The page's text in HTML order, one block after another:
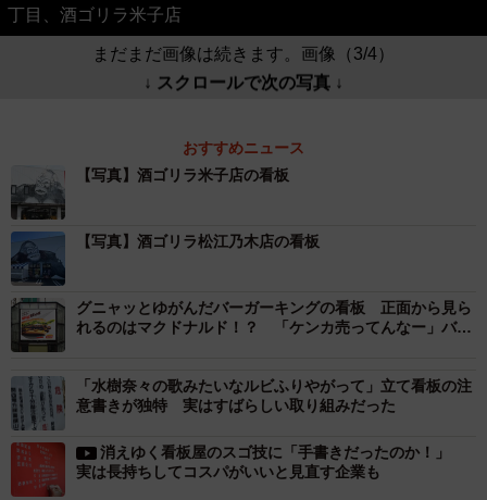
丁目、酒ゴリラ米子店
まだまだ画像は続きます。画像（3/4）
↓ スクロールで次の写真 ↓
おすすめニュース
【写真】酒ゴリラ米子店の看板
【写真】酒ゴリラ松江乃木店の看板
グニャッとゆがんだバーガーキングの看板 正面から見ら
れるのはマクドナルド！？ 「ケンカ売ってんなー」バー
「水樹奈々の歌みたいなルビふりやがって」立て看板の注
意書きが独特 実はすばらしい取り組みだった
消えゆく看板屋のスゴ技に「手書きだったのか！」
実は長持ちしてコスパがいいと見直す企業も